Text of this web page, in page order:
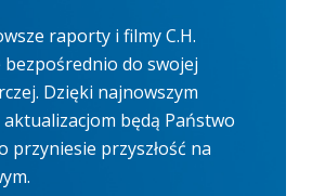
raporty i filmy C.H.
bezpośrednio do swojej
Dzięki najnowszym
będą Państwo
przyniesie przyszłość na